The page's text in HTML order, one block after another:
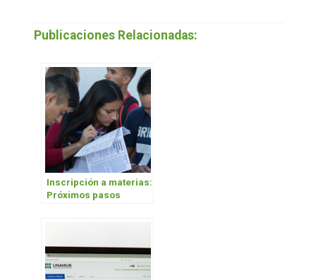
Publicaciones Relacionadas:
Inscripción a materias:
Próximos pasos